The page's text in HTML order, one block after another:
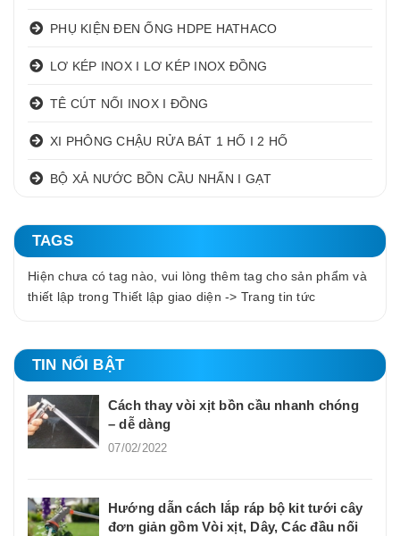
PHỤ KIỆN ĐEN ỐNG HDPE HATHACO
LƠ KÉP INOX I LƠ KÉP INOX ĐỒNG
TÊ CÚT NỐI INOX I ĐỒNG
XI PHÔNG CHẬU RỬA BÁT 1 HỐ I 2 HỐ
BỘ XẢ NƯỚC BỒN CẦU NHẤN I GẠT
TAGS
Hiện chưa có tag nào, vui lòng thêm tag cho sản phẩm và
thiết lập trong Thiết lập giao diện -> Trang tin tức
TIN NỔI BẬT
Cách thay vòi xịt bồn cầu nhanh chóng
– dễ dàng
07/02/2022
Hướng dẫn cách lắp ráp bộ kit tưới cây
đơn giản gồm Vòi xịt, Dây, Các đầu nối